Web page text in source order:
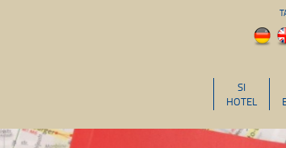
SI
HOTEL